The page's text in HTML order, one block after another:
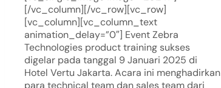
[/vc_column][/vc_row][vc_row]
[vc_column][vc_column_text
animation_delay=”0″] Event Zebra
Technologies product training sukses
digelar pada tanggal 9 Januari 2025 di
Hotel Vertu Jakarta. Acara ini menghadirkan
para technical team dan sales team dari